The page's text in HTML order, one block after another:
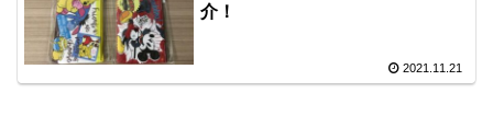
介！
2021.11.21